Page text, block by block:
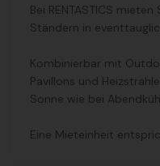
Bei RENTASTICS
Ständern in
Kombinierbar mit
Pavillons und
Sonne wie bei
Eine Mieteinheit